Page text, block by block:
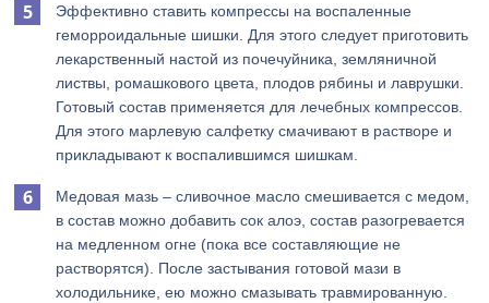
Эффективно ставить компрессы на воспаленные
геморроидальные шишки. Для этого следует приготовить
лекарственный настой из почечуйника, земляничной
листвы, ромашкового цвета, плодов рябины и лаврушки.
Готовый состав применяется для лечебных компрессов.
Для этого марлевую салфетку смачивают в растворе и
прикладывают к воспалившимся шишкам.
Медовая мазь – сливочное масло смешивается с медом,
в состав можно добавить сок алоэ, состав разогревается
на медленном огне (пока все составляющие не
растворятся). После застывания готовой мази в
холодильнике, ею можно смазывать травмированную.